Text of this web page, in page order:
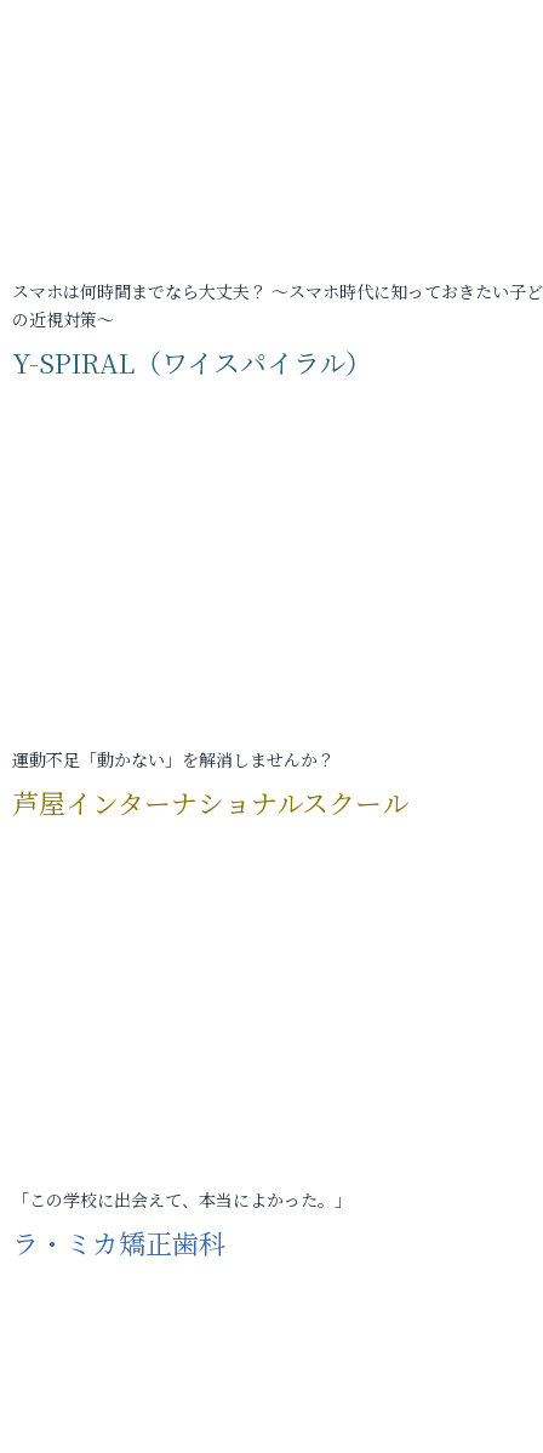
スマホは何時間までなら大丈夫？ ～スマホ時代に知っておきたい子
の近視対策～
Y-SPIRAL（ワイスパイラル）
運動不足「動かない」を解消しませんか？
芦屋インターナショナルスクール
「この学校に出会えて、本当によかった。」
ラ・ミカ矯正歯科